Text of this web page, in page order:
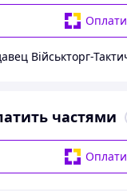
Військторг-
частями